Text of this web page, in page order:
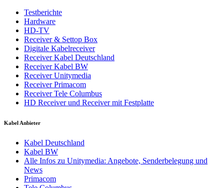
Testberichte
Hardware
HD-TV
Receiver & Settop Box
Digitale Kabelreceiver
Receiver Kabel Deutschland
Receiver Kabel BW
Receiver Unitymedia
Receiver Primacom
Receiver Tele Columbus
HD Receiver und Receiver mit Festplatte
Kabel Anbieter
Kabel Deutschland
Kabel BW
Alle Infos zu Unitymedia: Angebote, Senderbelegung und
News
Primacom